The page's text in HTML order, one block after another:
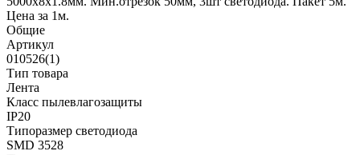
Цена за 1м.
Общие
Артикул
010526(1)
Тип товара
Лента
Класс пылевлагозащиты
IP20
Типоразмер светодиода
SMD 3528